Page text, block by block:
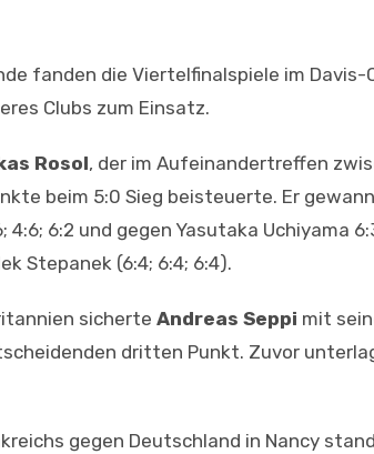
fanden die Viertelfinalspiele im
Clubs zum Einsatz.
Rosol, der im Aufeinandertreffen
beim 5:0 Sieg beisteuerte. Er
4:6; 6:2 und gegen Yasutaka Uchiyama
Stepanek (6:4; 6:4; 6:4).
sicherte Andreas Seppi mit
dritten Punkt. Zuvor
gegen Deutschland in Nancy